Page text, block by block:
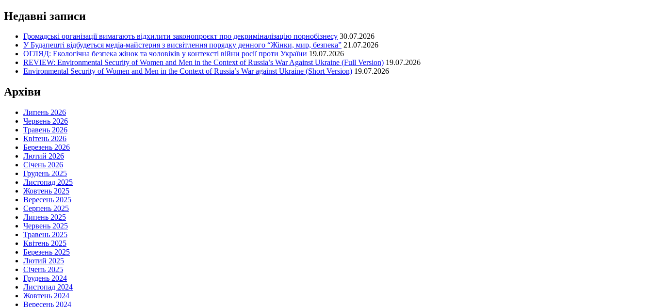
Недавні записи
Громадські організації вимагають відхилити законопроєкт про декриміналізацію порнобізнесу 30.07.2026
У Будапешті відбудеться медіа-майстерня з висвітлення порядку денного “Жінки, мир, безпека” 21.07.2026
ОГЛЯД: Екологічна безпека жінок та чоловіків у контексті війни росії проти України 19.07.2026
REVIEW: Environmental Security of Women and Men in the Context of Russia’s War Against Ukraine (Full Version) 19.07.2026
Environmental Security of Women and Men in the Context of Russia’s War against Ukraine (Short Version) 19.07.2026
Архіви
Липень 2026
Червень 2026
Травень 2026
Квітень 2026
Березень 2026
Лютий 2026
Січень 2026
Грудень 2025
Листопад 2025
Жовтень 2025
Вересень 2025
Серпень 2025
Липень 2025
Червень 2025
Травень 2025
Квітень 2025
Березень 2025
Лютий 2025
Січень 2025
Грудень 2024
Листопад 2024
Жовтень 2024
Вересень 2024